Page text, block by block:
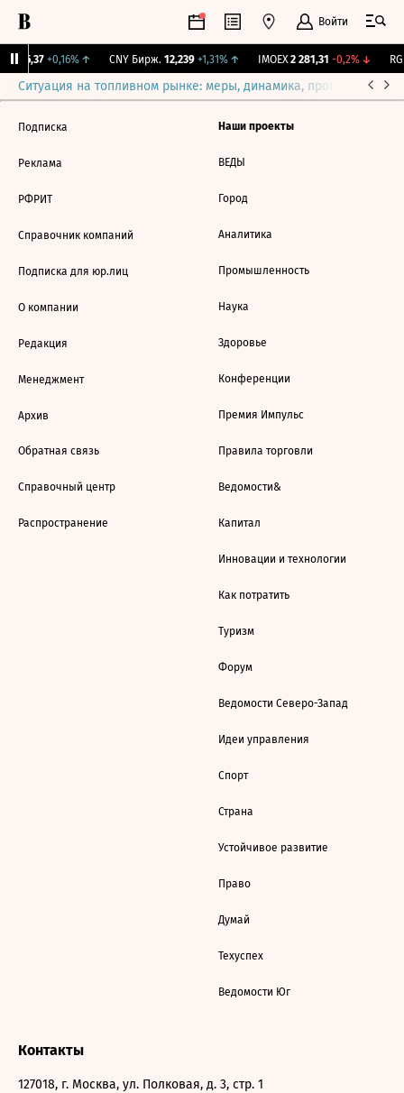
Войти
115,37 +0,16%↑ CNY Бирж. 12,239 +1,31%↑ IMOEX 2 281,31 -0,2%↓
Ситуация на топливном рынке: меры, динамика, прогнозы
Подписка
Реклама
РФРИТ
Справочник компаний
Подписка для юр.лиц
О компании
Редакция
Менеджмент
Архив
Обратная связь
Справочный центр
Распространение
Наши проекты
ВЕДЫ
Город
Аналитика
Промышленность
Наука
Здоровье
Конференции
Премия Импульс
Правила торговли
Ведомости&
Капитал
Инновации и технологии
Как потратить
Туризм
Форум
Ведомости Северо-Запад
Идеи управления
Спорт
Страна
Устойчивое развитие
Право
Думай
Техуспех
Ведомости Юг
Контакты
127018, г. Москва, ул. Полковая, д. 3, стр. 1